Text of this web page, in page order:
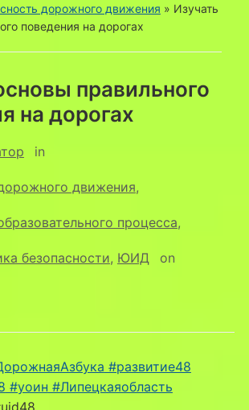
дорожного движения » Изучать
поведения на дорогах
правильного
на дорогах
in
движения,
процесса,
безопасности, ЮИД on
#развитие48
#уоин #Липецкаяобласть